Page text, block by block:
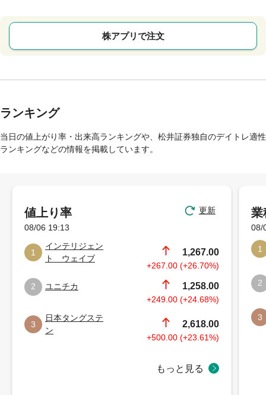
株アプリで注文
ランキング
当日の値上がり率・出来高ランキングや、松井証券独自のデイトレ適性
ランキングなどの情報を掲載しています。